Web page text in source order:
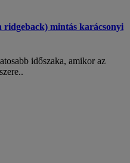
mintás karácsonyi
időszaka, amikor az